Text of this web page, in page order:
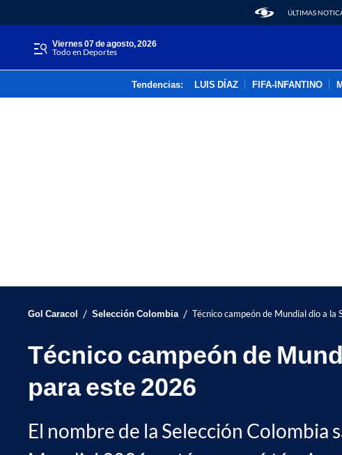
ÚLTIMAS
viernes 07 de agosto, 2026
Todo en Deportes
Tendencias: LUIS DÍAZ FIFA-INFANTINO
Gol Caracol / Selección Colombia / Técnico campeón de Mundial dio a
Técnico campeón de
para este 2026
El nombre de la Selección Colombia